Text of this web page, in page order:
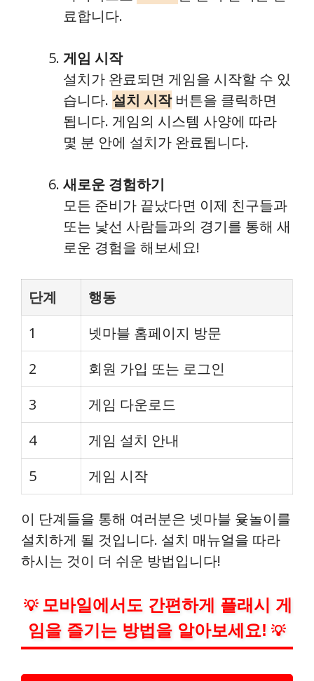
료합니다.
게임 시작
설치가 완료되면 게임을 시작할 수 있
습니다. 설치 시작버튼을 클릭하면
됩니다. 게임의 시스템 사양에 따라
몇 분 안에 설치가 완료됩니다.
새로운 경험하기
모든 준비가 끝났다면 이제 친구들과
또는 낯선 사람들과의 경기를 통해 새
로운 경험을 해보세요!
단계
행동
1
넷마블 홈페이지 방문
2
회원 가입 또는 로그인
3
게임 다운로드
4
게임 설치 안내
5
게임 시작
이 단계들을 통해 여러분은 넷마블 윷놀이를
설치하게 될 것입니다. 설치 매뉴얼을 따라
하시는 것이 더 쉬운 방법입니다!
💡 모바일에서도 간편하게 플래시 게
임을 즐기는 방법을 알아보세요! 💡